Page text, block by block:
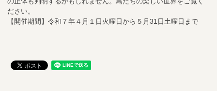
ださい。
【開催期間】令和７年４月１日火曜日から５月31日土曜日まで